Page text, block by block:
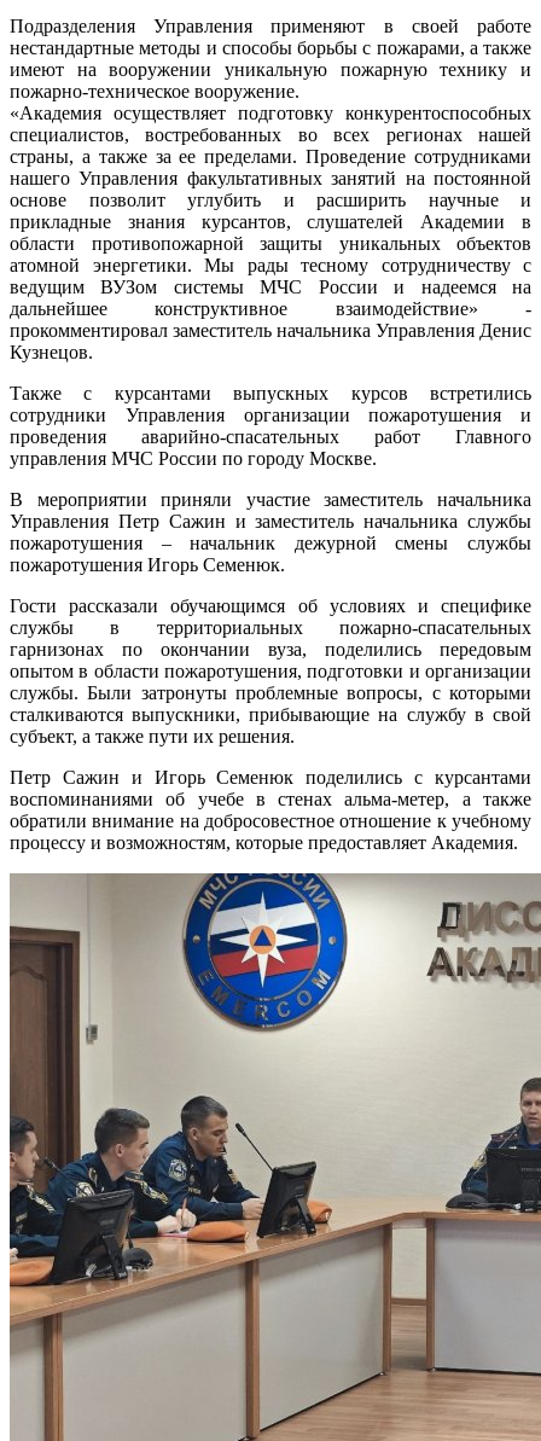
Подразделения Управления применяют в своей работе
нестандартные методы и способы борьбы с пожарами, а также
имеют на вооружении уникальную пожарную технику и
пожарно-техническое вооружение.
«Академия осуществляет подготовку конкурентоспособных
специалистов, востребованных во всех регионах нашей
страны, а также за ее пределами. Проведение сотрудниками
нашего Управления факультативных занятий на постоянной
основе позволит углубить и расширить научные и
прикладные знания курсантов, слушателей Академии в
области противопожарной защиты уникальных объектов
атомной энергетики. Мы рады тесному сотрудничеству с
ведущим ВУЗом системы МЧС России и надеемся на
дальнейшее конструктивное взаимодействие» -
прокомментировал заместитель начальника Управления Денис
Кузнецов.
Также с курсантами выпускных курсов встретились
сотрудники Управления организации пожаротушения и
проведения аварийно-спасательных работ Главного
управления МЧС России по городу Москве.
В мероприятии приняли участие заместитель начальника
Управления Петр Сажин и заместитель начальника службы
пожаротушения ‒ начальник дежурной смены службы
пожаротушения Игорь Семенюк.
Гости рассказали обучающимся об условиях и специфике
службы в территориальных пожарно-спасательных
гарнизонах по окончании вуза, поделились передовым
опытом в области пожаротушения, подготовки и организации
службы. Были затронуты проблемные вопросы, с которыми
сталкиваются выпускники, прибывающие на службу в свой
субъект, а также пути их решения.
Петр Сажин и Игорь Семенюк поделились с курсантами
воспоминаниями об учебе в стенах альма-метер, а также
обратили внимание на добросовестное отношение к учебному
процессу и возможностям, которые предоставляет Академия.